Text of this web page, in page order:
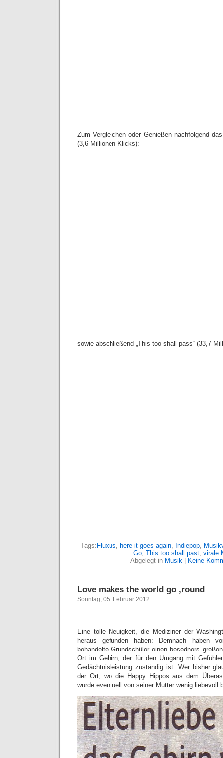
Zum Vergleichen oder Genießen nachfolgend
(3,6 Millionen Klicks):
sowie abschließend „This too shall pass“ (33,7
Tags: Fluxus, here it goes again, Indiepop,
Go, This too shall past, virale
Abgelegt in Musik| Keine
Love makes the world go ‚round
Sonntag, 05. Februar 2012
Eine tolle Neuigkeit, die Mediziner der
heraus gefunden haben: Demnach haben
behandelte Grundschüler einen besodners
Ort im Gehirn, der für den Umgang mit
Gedächtnisleistung zuständig ist. Wer bisher
der Ort, wo die Happy Hippos aus dem
wurde eventuell von seiner Mutter wenig liebevoll